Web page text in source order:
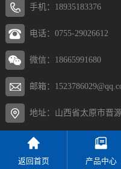
手机：18935183376
电话：0755-29026612
微信：18665991680
邮箱：
地址：山西省太原市晋
返回首页 产品中心